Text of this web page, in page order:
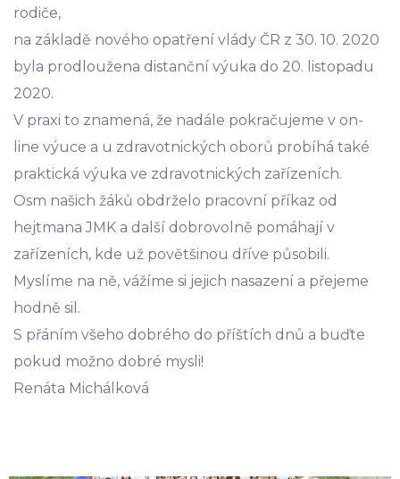
rodiče,
na základě nového opatření vlády ČR z 30. 10. 2020
byla prodloužena distanční výuka do 20. listopadu
2020.
V praxi to znamená, že nadále pokračujeme v on-
line výuce a u zdravotnických oborů probíhá také
praktická výuka ve zdravotnických zařízeních.
Osm našich žáků obdrželo pracovní příkaz od
hejtmana JMK a další dobrovolně pomáhají v
zařízeních, kde už povětšinou dříve působili.
Myslíme na ně, vážíme si jejich nasazení a přejeme
hodně sil.
S přáním všeho dobrého do příštích dnů a buďte
pokud možno dobré mysli!
Renáta Michálková